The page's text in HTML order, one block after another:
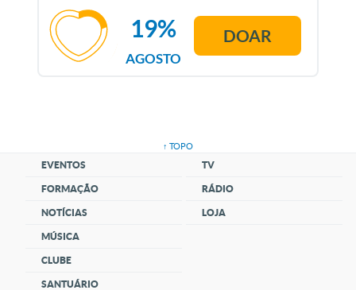
AGOSTO
19% DOAR
↑ TOPO
EVENTOS
FORMAÇÃO
NOTÍCIAS
MÚSICA
CLUBE
SANTUÁRIO
TV
RÁDIO
LOJA